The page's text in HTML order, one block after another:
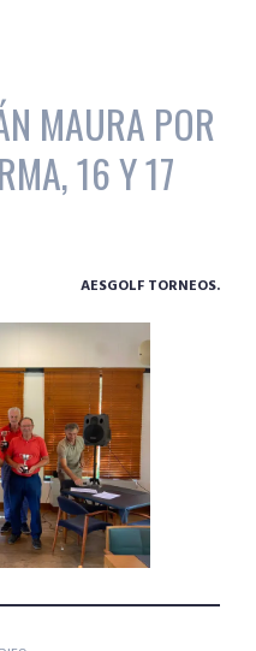
MAURA POR
16 Y 17
AESGOLF TORNEOS.